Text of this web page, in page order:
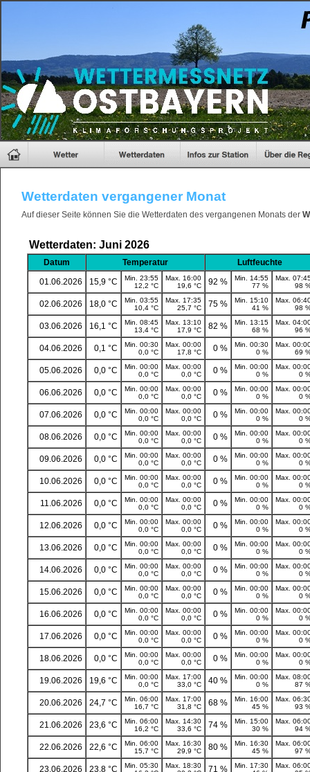
Wetterdaten vergangener Monat
Auf dieser Seite können Sie die Wetterdaten des vergangenen Monats der